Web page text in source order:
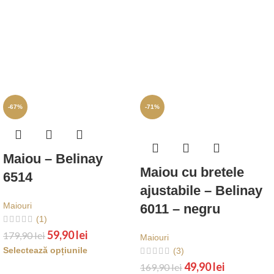
-67%
Maiou – Belinay
6514
Maiouri
(1)
179,90lei59,90lei
Selectează opțiunile
-71%
Maiou cu bretele
ajustabile – Belinay
6011 – negru
Maiouri
(3)
169,90lei49,90lei